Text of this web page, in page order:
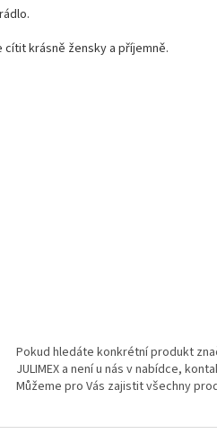
krásně žensky a příjemně.
Pokud hledáte konkrétní produkt
JULIMEX a není u nás v nabídce,
Můžeme pro Vás zajistit všechny